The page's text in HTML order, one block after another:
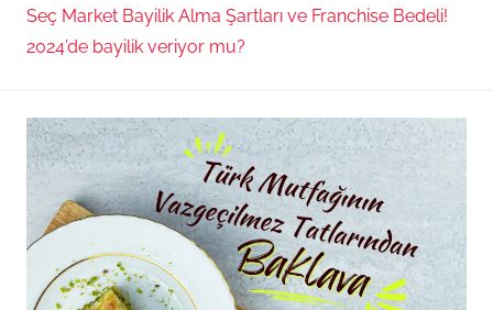
Seç Market Bayilik Alma Şartları ve Franchise Bedeli!
2024’de bayilik veriyor mu?